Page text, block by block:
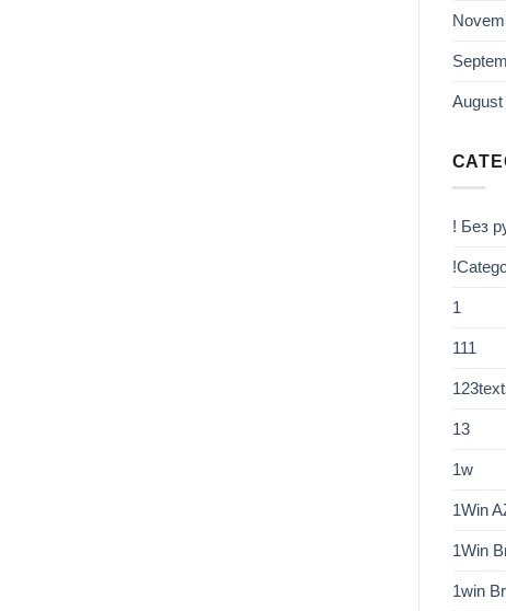
August
! Без
1
111
13
1w
1Win
1Win
1win